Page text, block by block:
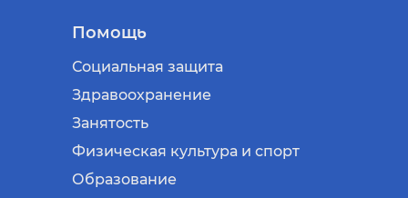
Помощь
Социальная защита
Здравоохранение
Занятость
Физическая культура и спорт
Образование